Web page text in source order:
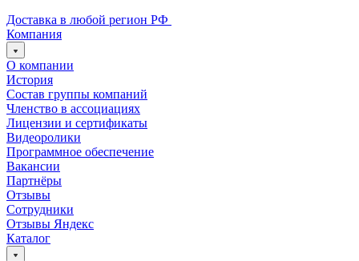
Доставка в любой регион РФ
Компания
О компании
История
Состав группы компаний
Членство в ассоциациях
Лицензии и сертификаты
Видеоролики
Программное обеспечение
Вакансии
Партнёры
Отзывы
Сотрудники
Отзывы Яндекс
Каталог